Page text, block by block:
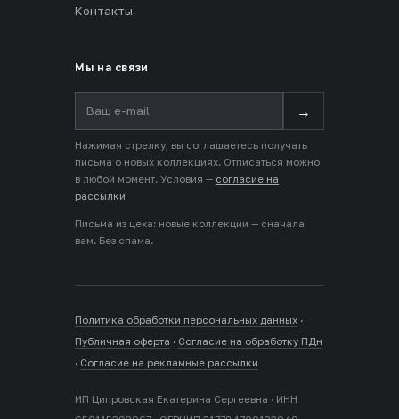
Контакты
Мы на связи
→
Нажимая стрелку, вы соглашаетесь получать
письма о новых коллекциях. Отписаться можно
в любой момент. Условия — согласие на
рассылки
Письма из цеха: новые коллекции — сначала
вам. Без спама.
Политика обработки персональных данных ·
Публичная оферта · Согласие на обработку ПДн
· Согласие на рекламные рассылки
ИП Ципровская Екатерина Сергеевна · ИНН